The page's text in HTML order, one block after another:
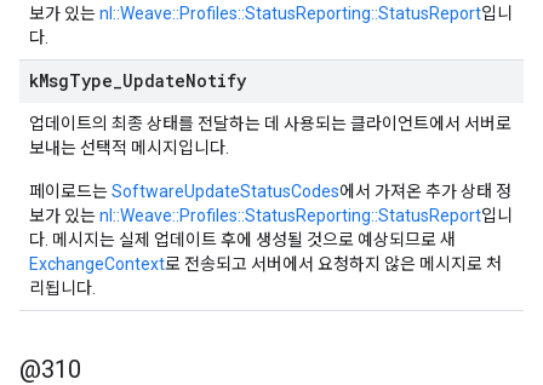
보가 있는nl::Weave::Profiles::StatusReporting::StatusReport입니
다.
kMsgType UpdateNotify
업데이트의 최종 상태를 전달하는 데 사용되는 클라이언트에서 서버로
보내는 선택적 메시지입니다.
페이로드는SoftwareUpdateStatusCodes에서 가져온 추가 상태 정
보가 있는nl::Weave::Profiles::StatusReporting::StatusReport입니
다. 메시지는 실제 업데이트 후에 생성될 것으로 예상되므로 새
ExchangeContext로 전송되고 서버에서 요청하지 않은 메시지로 처
리됩니다.
@310